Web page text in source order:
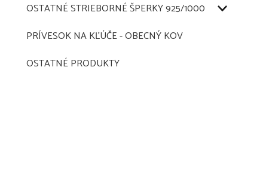
OSTATNÉ STRIEBORNÉ ŠPERKY 925/1000
PRÍVESOK NA KĽÚČE - OBECNÝ KOV
OSTATNÉ PRODUKTY